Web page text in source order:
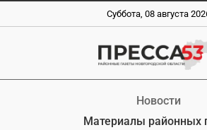
Суббота, 08 августа
Новости
Материалы районных